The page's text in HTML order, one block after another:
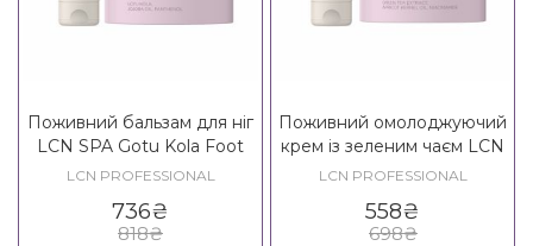
Поживний бальзам для ніг
LCN SPA Gotu Kola Foot
Balm
LCN PROFESSIONAL
736₴
818₴
Поживний омолоджуючий
крем із зеленим чаєм LCN
SPA Green Tea Hand Cream
LCN PROFESSIONAL
558₴
698₴